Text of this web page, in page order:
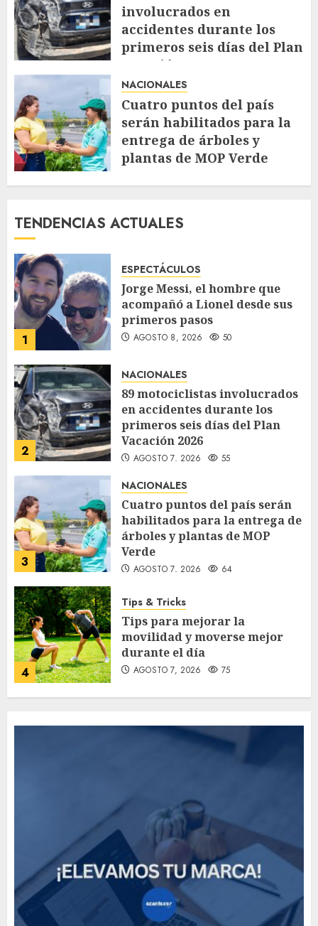
involucrados en
accidentes durante los
primeros seis días del Plan
Vacación 2026
AGOSTO 7, 2026
NACIONALES
Cuatro puntos del país
serán habilitados para la
entrega de árboles y
plantas de MOP Verde
TENDENCIAS ACTUALES
1
ESPECTÁCULOS
Jorge Messi, el hombre que
acompañó a Lionel desde sus
primeros pasos
AGOSTO 8, 2026 50
2
NACIONALES
89 motociclistas involucrados
en accidentes durante los
primeros seis días del Plan
Vacación 2026
AGOSTO 7, 2026 55
3
NACIONALES
Cuatro puntos del país serán
habilitados para la entrega de
árboles y plantas de MOP
Verde
AGOSTO 7, 2026 64
4
Tips & Tricks
Tips para mejorar la
movilidad y moverse mejor
durante el día
AGOSTO 7, 2026 75